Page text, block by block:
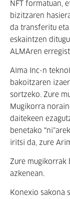
NFT formatuan,
bizitzaren
da transferitu
eskaintzen
ALMAren
Alma Inc-n
bakoitzaren
sortzeko. Zure
Mugikorra
daitekeen
benetako
iritsi da, zure
Zure mugikorrak
azkenean.
Konexio sakona